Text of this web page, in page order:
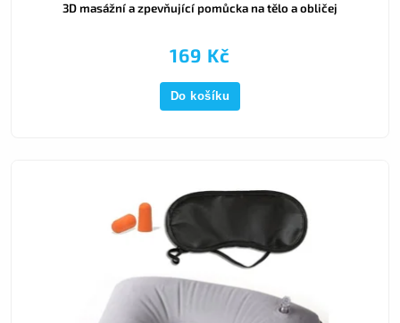
3D masážní a zpevňující pomůcka na tělo a obličej
169 Kč
Do košíku